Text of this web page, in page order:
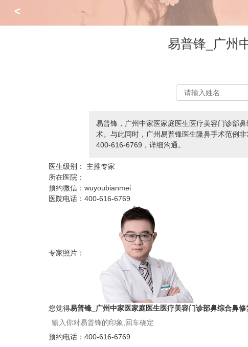
<
易普锋_广州
易普锋，广州中家医家庭医生医疗美容门诊部
术。与此同时，广州易普锋医生隆鼻手术范例
400-616-6769，详细沟通。
医生级别：
主推专家
所在医院：
预约微信：wuyoubianmei
医院电话：400-616-6769
专家照片：
您觉得易普锋_广州中家医家庭医生医疗美容门诊部鼻综合鼻修
预约电话：400-616-6769